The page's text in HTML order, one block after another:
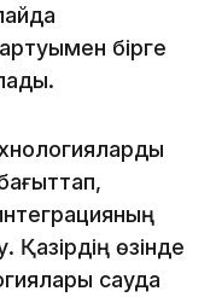
бірге
өзінде
сауда